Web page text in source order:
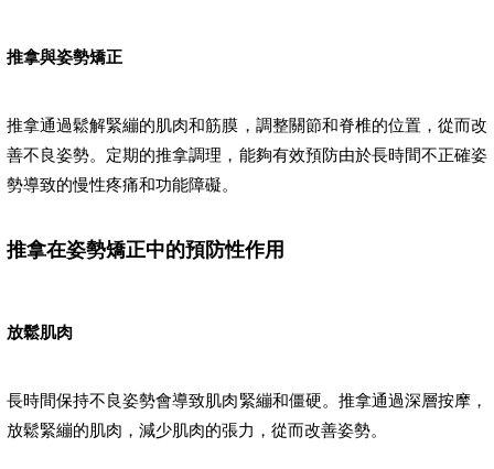
推拿與姿勢矯正
推拿通過鬆解緊繃的肌肉和筋膜，調整關節和脊椎的位置，從而改
善不良姿勢。定期的推拿調理，能夠有效預防由於長時間不正確姿
勢導致的慢性疼痛和功能障礙。
推拿在姿勢矯正中的預防性作用
放鬆肌肉
長時間保持不良姿勢會導致肌肉緊繃和僵硬。推拿通過深層按摩，
放鬆緊繃的肌肉，減少肌肉的張力，從而改善姿勢。